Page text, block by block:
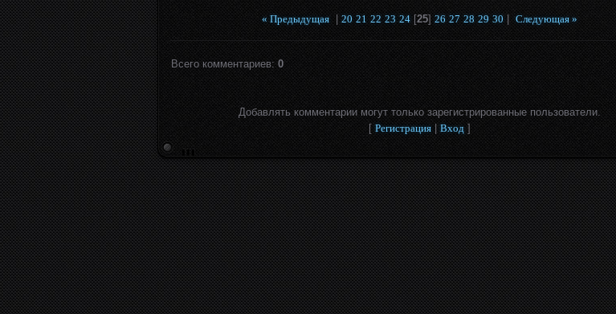
« Предыдущая| 20 21 22 23 24[25]26 27 28 29 30 |Следующая »
Всего комментариев: 0
Добавлять комментарии могут только зарегистрированные пользователи.
[Регистрация|Вход]